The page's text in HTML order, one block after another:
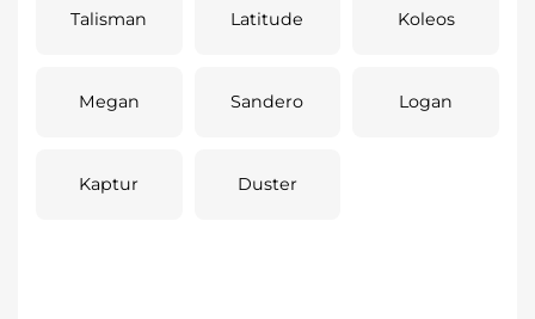
Talisman Latitude Koleos
Megan Sandero Logan
Kaptur Duster